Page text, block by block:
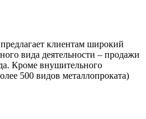
клиентам широкий
вида деятельности – продажи
Кроме внушительного
500 видов металлопроката)